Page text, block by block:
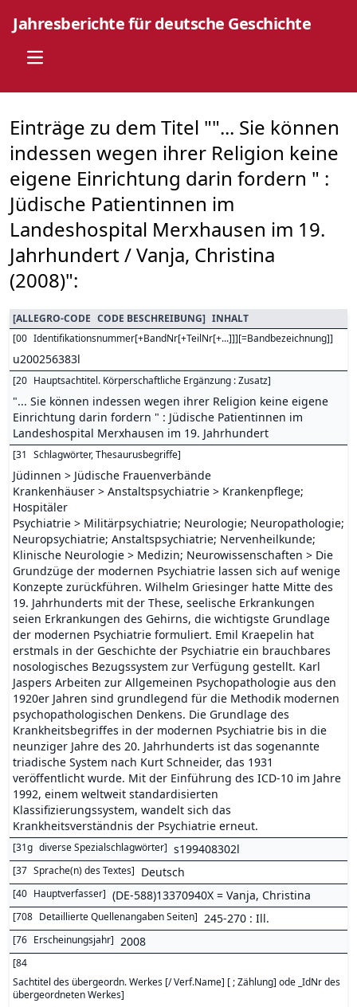
Jahresberichte für deutsche Geschichte
Open main menu
Einträge zu dem Titel ""... Sie können
indessen wegen ihrer Religion keine
eigene Einrichtung darin fordern " :
Jüdische Patientinnen im
Landeshospital Merxhausen im 19.
Jahrhundert / Vanja, Christina
(2008)":
[ALLEGRO-CODE CODE BESCHREIBUNG] INHALT
[00 Identifikationsnummer[+BandNr[+TeilNr[+...]]][=Bandbezeichnung]]
u200256383l
[20 Hauptsachtitel. Körperschaftliche Ergänzung : Zusatz]
"... Sie können indessen wegen ihrer Religion keine eigene
Einrichtung darin fordern " : Jüdische Patientinnen im
Landeshospital Merxhausen im 19. Jahrhundert
[31 Schlagwörter, Thesaurusbegriffe]
Jüdinnen > Jüdische Frauenverbände
Krankenhäuser > Anstaltspsychiatrie > Krankenpflege;
Hospitäler
Psychiatrie > Militärpsychiatrie; Neurologie; Neuropathologie;
Neuropsychiatrie; Anstaltspsychiatrie; Nervenheilkunde;
Klinische Neurologie > Medizin; Neurowissenschaften > Die
Grundzüge der modernen Psychiatrie lassen sich auf wenige
Konzepte zurückführen. Wilhelm Griesinger hatte Mitte des
19. Jahrhunderts mit der These, seelische Erkrankungen
seien Erkrankungen des Gehirns, die wichtigste Grundlage
der modernen Psychiatrie formuliert. Emil Kraepelin hat
erstmals in der Geschichte der Psychiatrie ein brauchbares
nosologisches Bezugssystem zur Verfügung gestellt. Karl
Jaspers Arbeiten zur Allgemeinen Psychopathologie aus den
1920er Jahren sind grundlegend für die Methodik modernen
psychopathologischen Denkens. Die Grundlage des
Krankheitsbegriffes in der modernen Psychiatrie bis in die
neunziger Jahre des 20. Jahrhunderts ist das sogenannte
triadische System nach Kurt Schneider, das 1931
veröffentlicht wurde. Mit der Einführung des ICD-10 im Jahre
1992, einem weltweit standardisierten
Klassifizierungssystem, wandelt sich das
Krankheitsverständnis der Psychiatrie erneut.
[31g diverse Spezialschlagwörter] s199408302l
[37 Sprache(n) des Textes] Deutsch
[40 Hauptverfasser] (DE-588)13370940X = Vanja, Christina
[708 Detaillierte Quellenangaben Seiten] 245-270 : Ill.
[76 Erscheinungsjahr] 2008
[84
Sachtitel des übergeordn. Werkes [/ Verf.Name] [ ; Zählung] ode _IdNr des
übergeordneten Werkes]